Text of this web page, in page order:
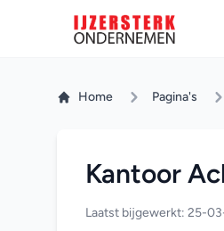
Home Pagina's
Kantoor
Laatst bijgewerkt: 25-